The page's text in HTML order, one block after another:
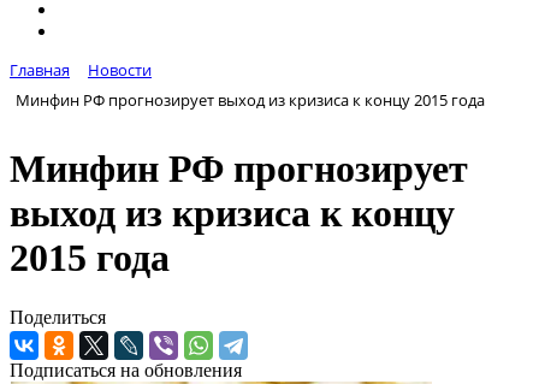
Главная
Новости
Минфин РФ прогнозирует выход из кризиса к концу 2015 года
Минфин РФ прогнозирует
выход из кризиса к концу
2015 года
Поделиться
Подписаться на обновления